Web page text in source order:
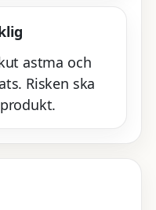
astma och
Risken ska